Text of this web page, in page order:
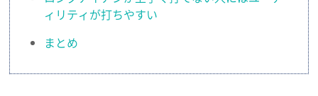
ィリティが打ちやすい
まとめ